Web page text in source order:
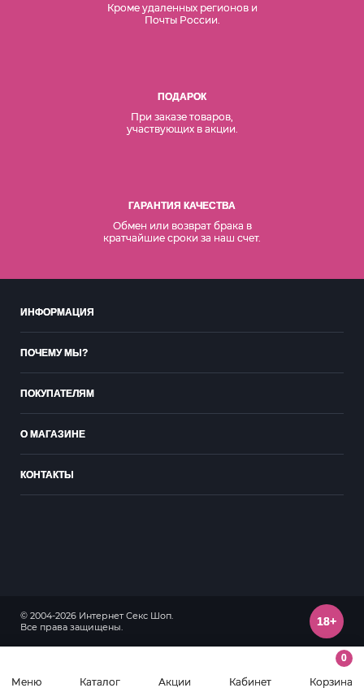
Меню Каталог Акции Кабинет
0
Корзина
Кроме удаленных регионов и
Почты России.
ПОДАРОК
При заказе товаров,
участвующих в акции.
ГАРАНТИЯ КАЧЕСТВА
Обмен или возврат брака в
кратчайшие сроки за наш счет.
ИНФОРМАЦИЯ
ПОЧЕМУ МЫ?
ПОКУПАТЕЛЯМ
О МАГАЗИНЕ
КОНТАКТЫ
© 2004-2026 Интернет Секс Шоп.
Все права защищены.
18+